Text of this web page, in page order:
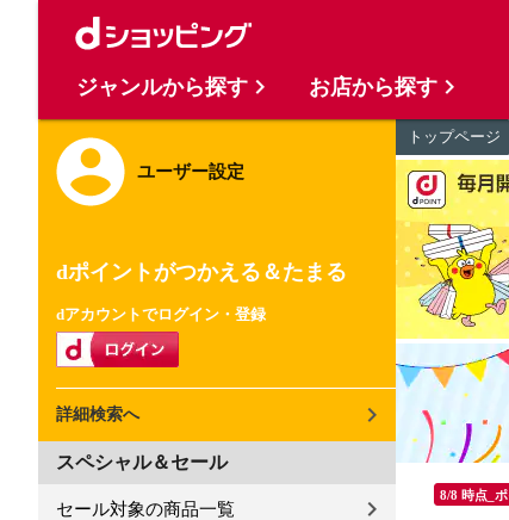
ユーザー設定
dポイントがつかえる＆たまる
dアカウントでログイン・登録
詳細検索へ
スペシャル＆セール
セール対象の商品一覧
トップページ
8/8 時点_
ジャンルから探す お店から探す